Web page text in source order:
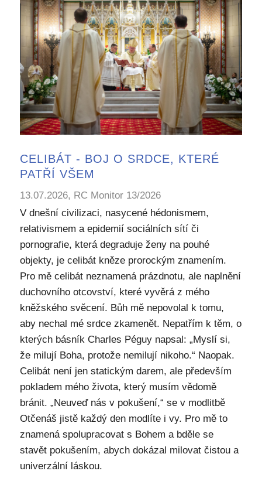
CELIBÁT - BOJ O SRDCE, KTERÉ
PATŘÍ VŠEM
13.07.2026, RC Monitor 13/2026
V dnešní civilizaci, nasycené hédonismem,
relativismem a epidemií sociálních sítí či
pornografie, která degraduje ženy na pouhé
objekty, je celibát kněze prorockým znamením.
Pro mě celibát neznamená prázdnotu, ale naplnění
duchovního otcovství, které vyvěrá z mého
kněžského svěcení. Bůh mě nepovolal k tomu,
aby nechal mé srdce zkamenět. Nepatřím k těm, o
kterých básník Charles Péguy napsal: „Myslí si,
že milují Boha, protože nemilují nikoho.“ Naopak.
Celibát není jen statickým darem, ale především
pokladem mého života, který musím vědomě
bránit. „Neuveď nás v pokušení,“ se v modlitbě
Otčenáš jistě každý den modlíte i vy. Pro mě to
znamená spolupracovat s Bohem a bděle se
stavět pokušením, abych dokázal milovat čistou a
univerzální láskou.